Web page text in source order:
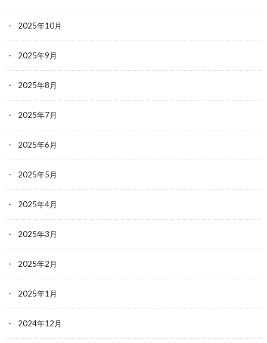
2025年10月
2025年9月
2025年8月
2025年7月
2025年6月
2025年5月
2025年4月
2025年3月
2025年2月
2025年1月
2024年12月